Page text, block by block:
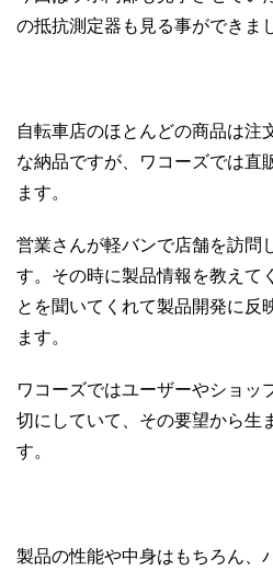
の抵抗測定器も見る事ができま
自転車店のほとんどの商品は注
な納品ですが、ワコーズでは直
ます。
営業さんが軽バンで店舗を訪問
す。その時に製品情報を教えて
とを聞いてくれて製品開発に反
ます。
ワコーズではユーザーやショッ
切にしていて、その要望から生
す。
製品の性能や中身はもちろん、